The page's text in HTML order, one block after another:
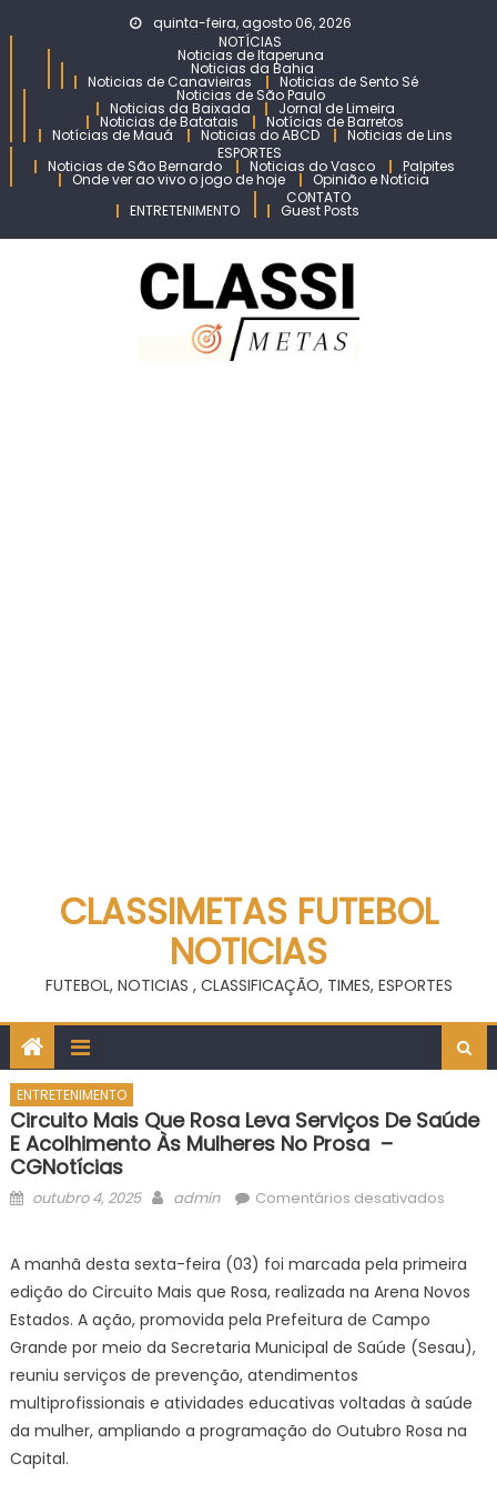
to
content
quinta-feira, agosto 06, 2026
NOTÍCIAS
Noticias de Itaperuna
Noticias da Bahia
Noticias de Canavieiras Noticias de Sento Sé
Noticias de São Paulo
Noticias da Baixada Jornal de Limeira
Noticias de Batatais Notícias de Barretos
Notícias de Mauá Noticias do ABCD
Noticias de Lins
ESPORTES
Noticias de São Bernardo Noticias do Vasco Palpites
Onde ver ao vivo o jogo de hoje
Opinião e Notícia
ENTRETENIMENTO
CONTATO
Guest Posts
CLASSIMETAS FUTEBOL
NOTICIAS
FUTEBOL, NOTICIAS , CLASSIFICAÇÃO, TIMES, ESPORTES
ENTRETENIMENTO
Circuito Mais Que Rosa Leva Serviços De Saúde
E Acolhimento Às Mulheres No Prosa –
CGNotícias
Posted
outubro 4, 2025 Author
admin Comentários desativadosem
que
Rosa
saúde
e
A manhã desta sexta-feira (03) foi marcada pela primeira
edição do Circuito Mais que Rosa, realizada na Arena Novos
Estados. A ação, promovida pela Prefeitura de Campo
Grande por meio da Secretaria Municipal de Saúde (Sesau),
reuniu serviços de prevenção, atendimentos
multiprofissionais e atividades educativas voltadas à saúde
da mulher, ampliando a programação do Outubro Rosa na
Capital.